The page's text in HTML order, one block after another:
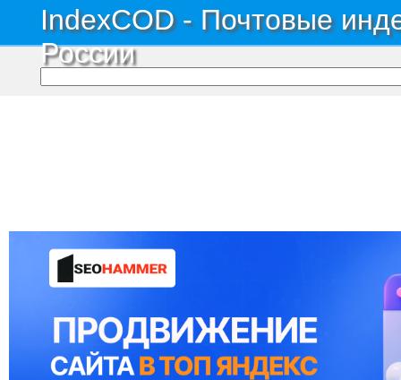
IndexCOD - Почтовые
России